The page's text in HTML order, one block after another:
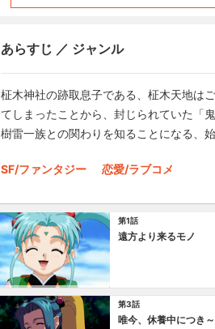
あらすじ ／ ジャンル
柾木神社の跡取息子である、柾木天地は
てしまったことから、封じられていた「
樹雷一族との関わりを知ることになる、
SF/ファンタジー 恋愛/ラブコメ
第1話
遠方より来るモノ
第3話
唯今、休養中につき